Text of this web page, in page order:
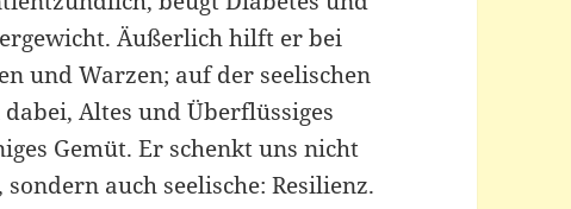
Äußerlich hilft er bei
und Warzen; auf der seelischen
Altes und Überflüssiges
Gemüt. Er schenkt uns nicht
auch seelische: Resilienz.